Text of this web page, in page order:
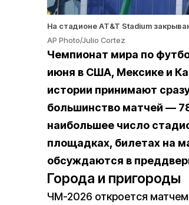
На стадионе AT&T Stadium
AP Photo/Julio Cortez
Чемпионат мира по
июня в США, Мексике и
истории принимают
большинство матчей —
наибольшее число
площадках, билетах на
обсуждаются в
Города и пригороды
ЧМ-2026 откроется